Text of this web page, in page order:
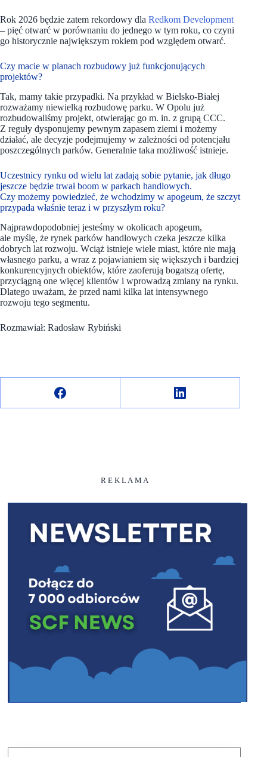
Rok 2026 będzie zatem rekordowy dla Redkom Development
– pięć otwarć w porównaniu do jednego w tym roku, co czyni
go historycznie największym rokiem pod względem otwarć.
Czy macie w planach rozbudowy już funkcjonujących
projektów?
Tak, mamy takie przypadki. Na przykład w Bielsko-Białej
rozważamy niewielką rozbudowę parku. W Opolu już
rozbudowaliśmy projekt, otwierając go m. in. z grupą CCC.
Z reguły dysponujemy pewnym zapasem ziemi i możemy
działać, ale decyzje podejmujemy w zależności od potencjału
poszczególnych parków. Generalnie taka możliwość istnieje.
Uczestnicy rynku od wielu lat zadają sobie pytanie, jak długo
jeszcze będzie trwał boom w parkach handlowych.
Czy możemy powiedzieć, że wchodzimy w apogeum, że szczyt
przypada właśnie teraz i w przyszłym roku?
Najprawdopodobniej jesteśmy w okolicach apogeum,
ale myślę, że rynek parków handlowych czeka jeszcze kilka
dobrych lat rozwoju. Wciąż istnieje wiele miast, które nie mają
własnego parku, a wraz z pojawianiem się większych i bardziej
konkurencyjnych obiektów, które zaoferują bogatszą ofertę,
przyciągną one więcej klientów i wprowadzą zmiany na rynku.
Dlatego uważam, że przed nami kilka lat intensywnego
rozwoju tego segmentu.
Rozmawiał: Radosław Rybiński
R E K L A M A